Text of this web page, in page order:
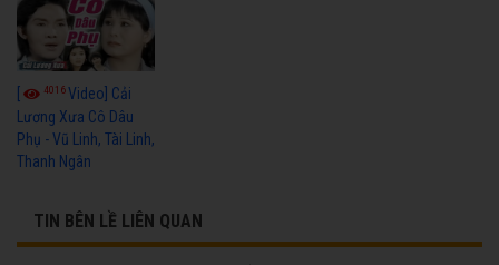
[ 4016Video] Cải
Lương Xưa Cô Dâu
Phụ - Vũ Linh, Tài Linh,
Thanh Ngân
TIN BÊN LỀ LIÊN QUAN